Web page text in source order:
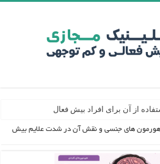
از آن برای افراد بیش فعال
هورمون های جنسی و نقش آن در شدت علایم بیش